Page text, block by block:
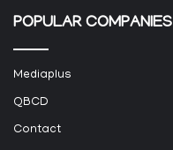
POPULAR COMPANIES
Mediaplus
QBCD
Contact